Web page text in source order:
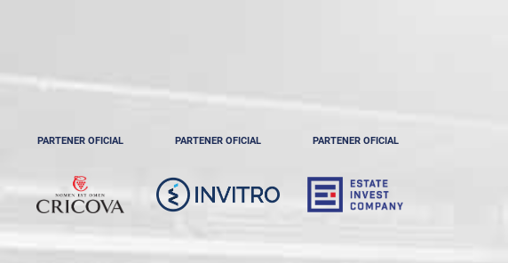
PARTENER OFICIAL PARTENER OFICIAL PARTENER OFICIAL